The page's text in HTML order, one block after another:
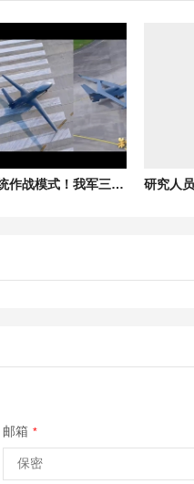
彻底颠覆传统作战模式！我军三型无人机成体系应用首次公开
邮箱 *